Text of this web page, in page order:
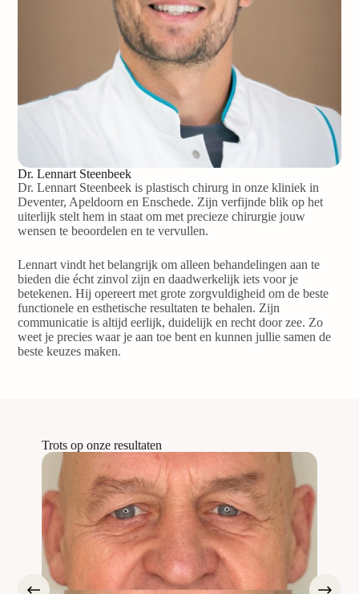
Dr. Lennart Steenbeek
Dr. Lennart Steenbeek is plastisch chirurg in onze kliniek in
Deventer, Apeldoorn en Enschede. Zijn verfijnde blik op het
uiterlijk stelt hem in staat om met precieze chirurgie jouw
wensen te beoordelen en te vervullen.
Lennart vindt het belangrijk om alleen behandelingen aan te
bieden die écht zinvol zijn en daadwerkelijk iets voor je
betekenen. Hij opereert met grote zorgvuldigheid om de beste
functionele en esthetische resultaten te behalen. Zijn
communicatie is altijd eerlijk, duidelijk en recht door zee. Zo
weet je precies waar je aan toe bent en kunnen jullie samen de
beste keuzes maken.
Trots op onze resultaten